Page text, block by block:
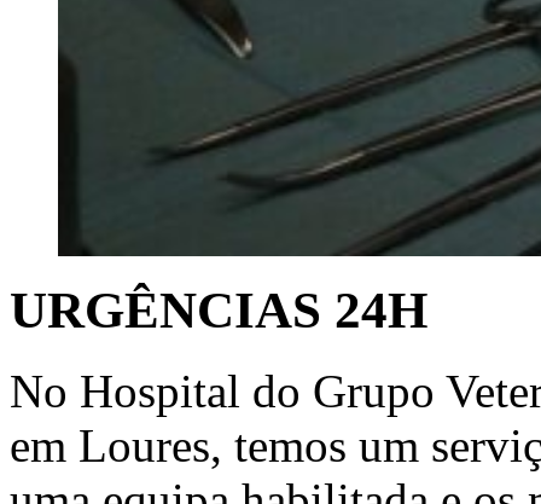
URGÊNCIAS 24H
No Hospital do Grupo
em Loures, temos um